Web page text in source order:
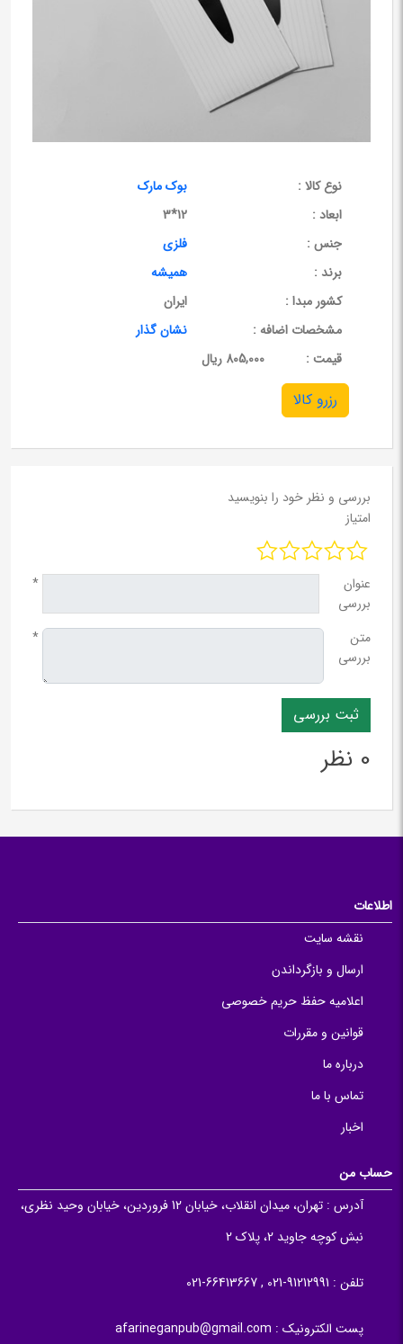
نوع کالا :
بوک مارک
ابعاد :
12*3
جنس :
فلزی
برند :
همیشه
کشور مبدا :
ایران
مشخصات اضافه :
نشان گذار
قيمت :
805,000 ریال
رزرو کالا
بررسی و نظر خود را بنویسید
امتیاز
عنوان
بررسی
*
متن
بررسی
*
0 نظر
اطلاعات
نقشه سایت
ارسال و بازگرداندن
اعلامیه حفظ حریم خصوصی
قوانین و مقررات
درباره ما
تماس با ما
اخبار
حساب من
آدرس :
تهران، میدان انقلاب، خیابان 12 فروردین، خیابان وحید نظری،
نبش کوچه جاوید 2، پلاک 2
تلفن : 91212991-021 , 66413667-021
پست الکترونیک : afarineganpub@gmail.com